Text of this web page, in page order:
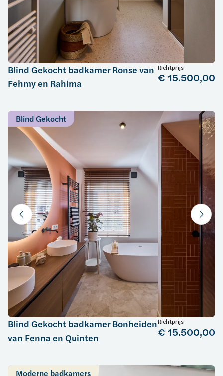
Blind Gekocht badkamer Ronse van
Fehmy en Rahima
Richtprijs
€ 15.500,00
Blind Gekocht
Blind Gekocht badkamer Bonheiden
van Fenna en Quinten
Richtprijs
€ 15.500,00
Moderne badkamers